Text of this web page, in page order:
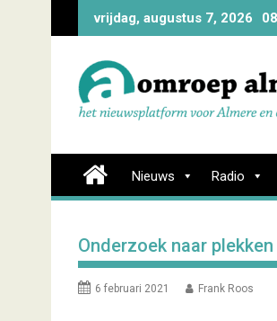
vrijdag, augustus 7, 2026
Nieuws Radio
Onderzoek naar plekken
6 februari 2021 Frank Roos